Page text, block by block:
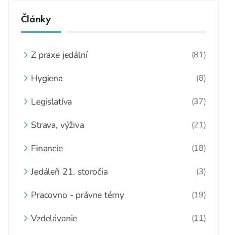
Články
Z praxe jedální (81)
Hygiena (8)
Legislatíva (37)
Strava, výživa (21)
Financie (18)
Jedáleň 21. storočia (3)
Pracovno - právne témy (19)
Vzdelávanie (11)